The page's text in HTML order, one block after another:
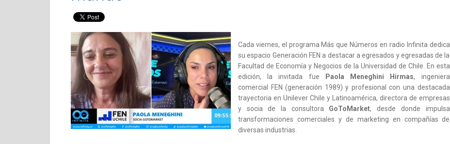
Cada viernes, el programa Más que Números en radio Infinita dedica
su espacio Generación FEN a destacar a egresados y egresadas de la
Facultad de Economía y Negocios de la Universidad de Chile. En esta
edición, la invitada fue
Paola Meneghini Hirmas, ingeniera
comercial FEN (generación 1989) y profesional con una destacada
trayectoria en Unilever Chile y Latinoamérica, directora de empresas
y socia de la consultora GoToMarket, desde donde impulsa
transformaciones comerciales y de marketing en compañías de
diversas industrias.